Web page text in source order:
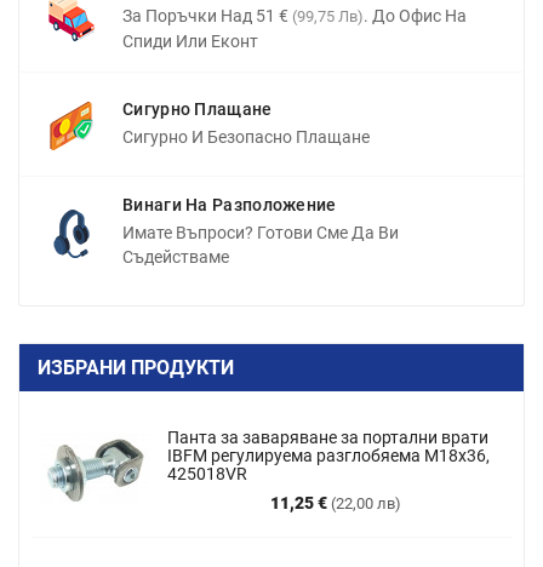
За Поръчки Над 51 € (99,75 Лв). До Офис На
Спиди Или Еконт
Сигурно Плащане
Сигурно И Безопасно Плащане
Винаги На Разположение
Имате Въпроси? Готови Сме Да Ви
Съдействаме
ИЗБРАНИ ПРОДУКТИ
Панта за заваряване за портални врати
IBFM регулируема разглобяема M18x36,
425018VR
11,25 € (22,00 лв)
Цена